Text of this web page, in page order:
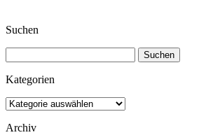
Suchen
nach:
Kategorien
Kategorien
Archiv